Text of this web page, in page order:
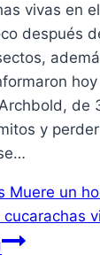
vivas en
después
de
y
Muere un